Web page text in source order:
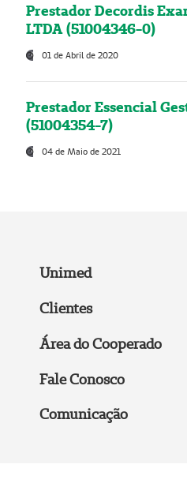
Prestador Decordis
LTDA (51004346-0)
01 de Abril de 2020
Prestador Essencial
(51004354-7)
04 de Maio de 2021
Unimed
Clientes
Área do Cooperado
Fale Conosco
Comunicação